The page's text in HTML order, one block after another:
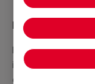
Recuerda que
Podemos ofrecer
incluyendo todo
equipamientos,